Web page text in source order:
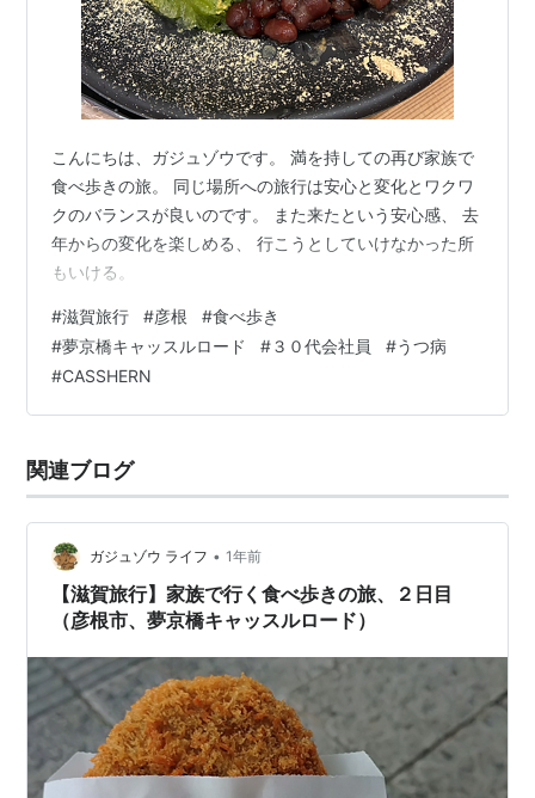
こんにちは、ガジュゾウです。 満を持しての再び家族で
食べ歩きの旅。 同じ場所への旅行は安心と変化とワクワ
クのバランスが良いのです。 また来たという安心感、 去
年からの変化を楽しめる、 行こうとしていけなかった所
もいける。
#滋賀旅行 #彦根 #食べ歩き
#夢京橋キャッスルロード #３０代会社員 #うつ病
#CASSHERN
関連ブログ
ガジュゾウ ライフ • 1年前
【滋賀旅行】家族で行く食べ歩きの旅、２日目
（彦根市、夢京橋キャッスルロード）